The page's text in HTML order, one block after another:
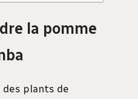
la pomme
des plants de